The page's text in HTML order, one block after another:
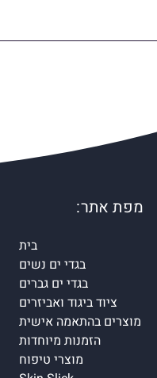
מפת אתר:
בית
בגדי ים נשים
בגדי ים גברים
ציוד ביגוד ואביזרים
מוצרים בהתאמה אישית
הזמנות מיוחדות
מוצרי טיפוח